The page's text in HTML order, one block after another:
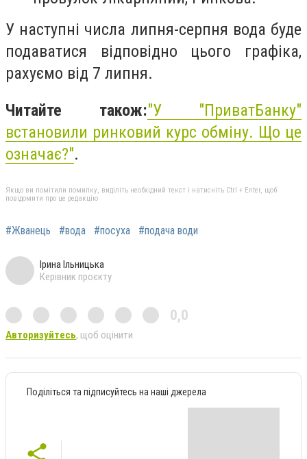
У наступні числа липня-серпня вода буде
подаватися відповідно цього графіка,
рахуємо від 7 липня.
Читайте також:"У "ПриватБанку"
встановили ринковий курс обміну. Що це
означає?".
Якщо ви помітили помилку, виділіть необхідний текст і натисніть Ctrl + Enter, щоб
повідомити про це редакцію
#Жванець #вода #посуха #подача води
Ірина Ільницька
Керівник проєкту
0,0
Авторизуйтесь, щоб оцінити
Поділіться та підписуйтесь на наші джерела